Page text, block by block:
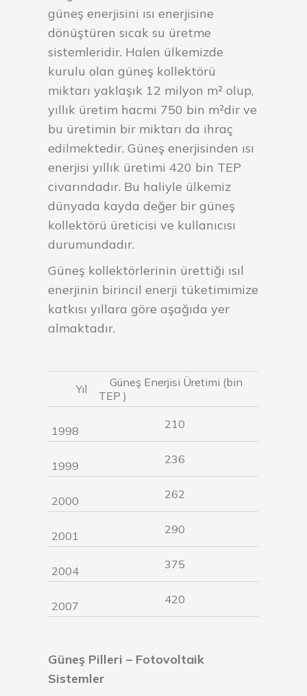
güneş enerjisini ısı enerjisine
dönüştüren sıcak su üretme
sistemleridir. Halen ülkemizde
kurulu olan güneş kollektörü
miktarı yaklaşık 12 milyon m² olup,
yıllık üretim hacmi 750 bin m²dir ve
bu üretimin bir miktarı da ihraç
edilmektedir. Güneş enerjisinden ısı
enerjisi yıllık üretimi 420 bin TEP
civarındadır. Bu haliyle ülkemiz
dünyada kayda değer bir güneş
kollektörü üreticisi ve kullanıcısı
durumundadır.
Güneş kollektörlerinin ürettiği ısıl
enerjinin birincil enerji tüketimimize
katkısı yıllara göre aşağıda yer
almaktadır.
Yıl
Güneş Enerjisi Üretimi (bin
TEP )
1998 210
1999 236
2000 262
2001 290
2004 375
2007 420
Güneş Pilleri – Fotovoltaik
Sistemler